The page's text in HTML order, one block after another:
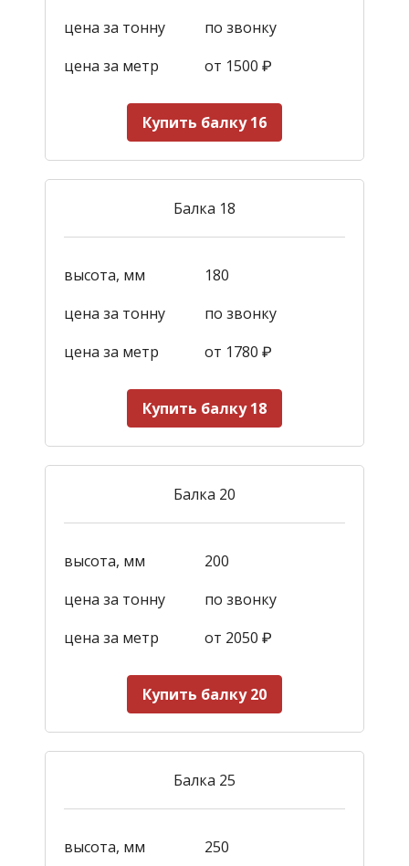
цена за тонну
по звонку
цена за метр
от 1500 ₽
Купить балку 16
Балка 18
высота, мм
180
цена за тонну
по звонку
цена за метр
от 1780 ₽
Купить балку 18
Балка 20
высота, мм
200
цена за тонну
по звонку
цена за метр
от 2050 ₽
Купить балку 20
Балка 25
высота, мм
250